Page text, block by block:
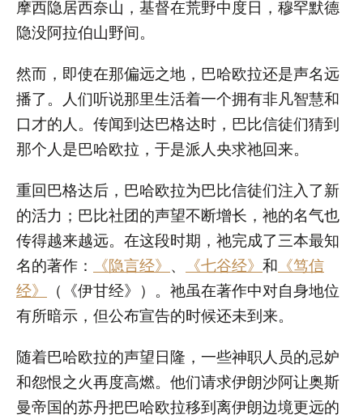
摩西隐居西奈山，基督在荒野中度日，穆罕默德
隐没阿拉伯山野间。
然而，即使在那偏远之地，巴哈欧拉还是声名远
播了。人们听说那里生活着一个拥有非凡智慧和
口才的人。传闻到达巴格达时，巴比信徒们猜到
那个人是巴哈欧拉，于是派人央求祂回来。
重回巴格达后，巴哈欧拉为巴比信徒们注入了新
的活力；巴比社团的声望不断增长，祂的名气也
传得越来越远。在这段时期，祂完成了三本最知
名的著作：
《隐言经》 、 《七谷经》 和 《笃信
经》
（《伊甘经》）。祂虽在著作中对自身地位
有所暗示，但公布宣告的时候还未到来。
随着巴哈欧拉的声望日隆，一些神职人员的忌妒
和怨恨之火再度高燃。他们请求伊朗沙阿让奥斯
曼帝国的苏丹把巴哈欧拉移到离伊朗边境更远的